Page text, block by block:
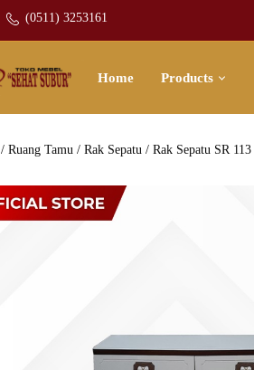
(0511) 3253161
Home Products
/Ruang Tamu /Rak Sepatu / Rak Sepatu SR 113